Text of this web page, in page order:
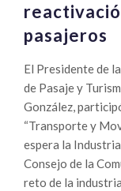
pasajeros
El Presidente de
de Pasaje y
González,
“Transporte y
espera la
Consejo de la
reto de la